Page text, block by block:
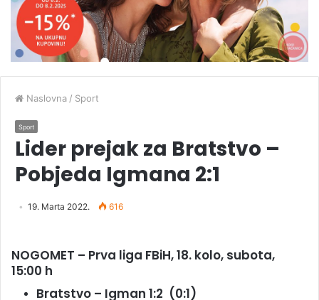
Naslovna / Sport
Sport
Lider prejak za Bratstvo –
Pobjeda Igmana 2:1
19. Marta 2022. 616
NOGOMET – Prva liga FBiH, 18. kolo, subota,
15:00 h
Bratstvo – Igman 1:2 (0:1)